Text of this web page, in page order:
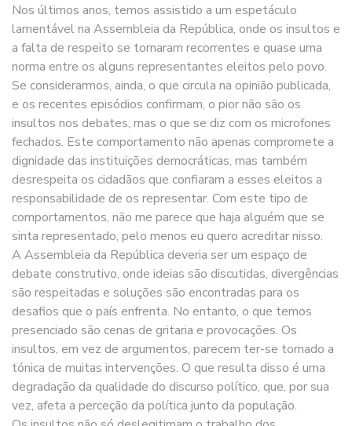
Nos últimos anos, temos assistido a um espetáculo
lamentável na Assembleia da República, onde os insultos e
a falta de respeito se tornaram recorrentes e quase uma
norma entre os alguns representantes eleitos pelo povo.
Se considerarmos, ainda, o que circula na opinião publicada,
e os recentes episódios confirmam, o pior não são os
insultos nos debates, mas o que se diz com os microfones
fechados. Este comportamento não apenas compromete a
dignidade das instituições democráticas, mas também
desrespeita os cidadãos que confiaram a esses eleitos a
responsabilidade de os representar. Com este tipo de
comportamentos, não me parece que haja alguém que se
sinta representado, pelo menos eu quero acreditar nisso.
A Assembleia da República deveria ser um espaço de
debate construtivo, onde ideias são discutidas, divergências
são respeitadas e soluções são encontradas para os
desafios que o país enfrenta. No entanto, o que temos
presenciado são cenas de gritaria e provocações. Os
insultos, em vez de argumentos, parecem ter-se tornado a
tónica de muitas intervenções. O que resulta disso é uma
degradação da qualidade do discurso político, que, por sua
vez, afeta a perceção da política junto da população.